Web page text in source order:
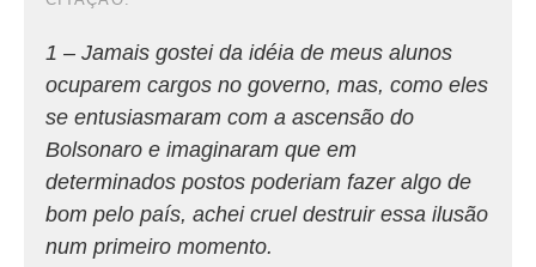
1 – Jamais gostei da idéia de meus alunos
ocuparem cargos no governo, mas, como eles
se entusiasmaram com a ascensão do
Bolsonaro e imaginaram que em
determinados postos poderiam fazer algo de
bom pelo país, achei cruel destruir essa ilusão
num primeiro momento.